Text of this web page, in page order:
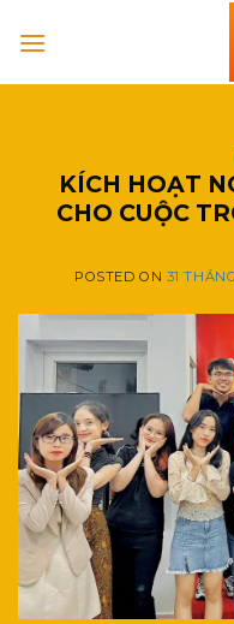
KÍCH HOẠT
CHO CUỘC
POSTED ON 31